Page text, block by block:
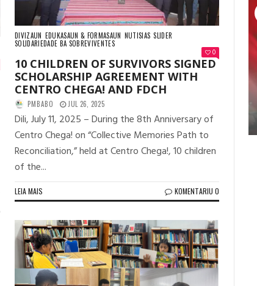
DIVIZAUN EDUKASAUN & FORMASAUN NUTISIAS SLIDER
SOLIDARIEDADE BA SOBREVIVENTES
0
10 CHILDREN OF SURVIVORS SIGNED
SCHOLARSHIP AGREEMENT WITH
CENTRO CHEGA! AND FDCH
PMBABO JUL 26, 2025
Dili, July 11, 2025 – During the 8th Anniversary of
Centro Chega! on “Collective Memories Path to
Reconciliation,” held at Centro Chega!, 10 children
of the...
LEIA MAIS KOMENTARIU 0